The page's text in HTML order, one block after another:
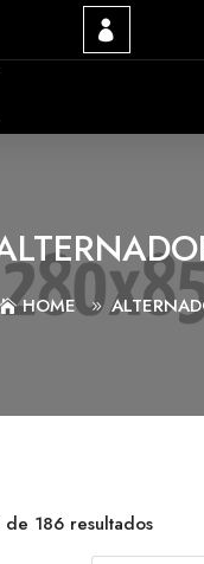
HOME
186 resultados